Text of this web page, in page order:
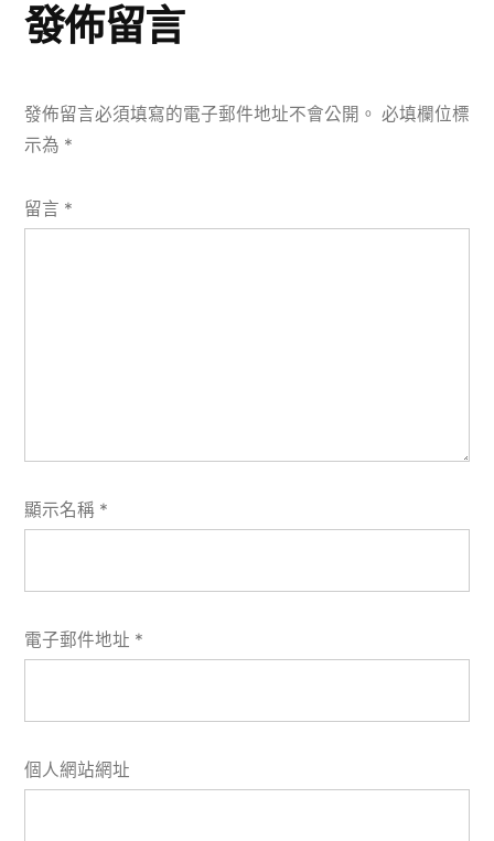
發佈留言
發佈留言必須填寫的電子郵件地址不會公開。 必填欄位標
示為 *
留言 *
顯示名稱 *
電子郵件地址 *
個人網站網址